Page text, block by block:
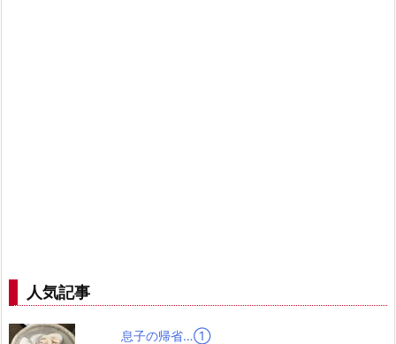
人気記事
息子の帰省…➀